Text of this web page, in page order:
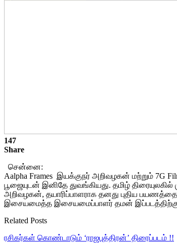
147
Share
சென்னை:
Aalpha Frames இயக்குநர் அறிவழகன் மற்றும் 7G
பூஜையுடன் இனிதே துவங்கியது. தமிழ்
அறிவழகன், தயாரிப்பாளராக தனது புதிய
இசையமைத்த இசையமைப்பாளர் தமன்
Related Posts
ரசிகர்கள் கொண்டாடும் ‘ராஜபுத்திரன்’ திரைப்படம் !!